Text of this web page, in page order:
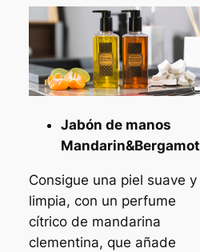
Jabón de manos
Mandarin&Bergamot
Consigue una piel suave y
limpia, con un perfume
cítrico de mandarina
clementina, que añade